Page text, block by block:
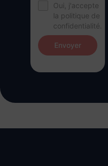
Oui, j'accepte
la politique de
confidentialité.
Envoyer